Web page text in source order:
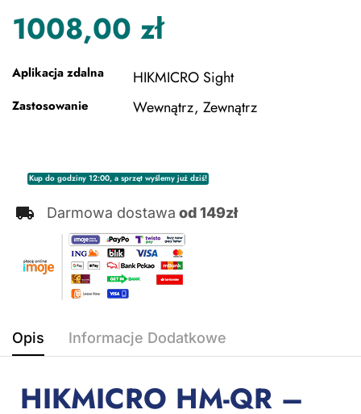
1008,00 zł
Aplikacja zdalna HIKMICRO Sight
Zastosowanie Wewnątrz, Zewnątrz
Kup do godziny 12:00, a sprzęt wyślemy już dziś!
Darmowa dostawa od 149zł
Opis Informacje Dodatkowe
HIKMICRO HM-QR –